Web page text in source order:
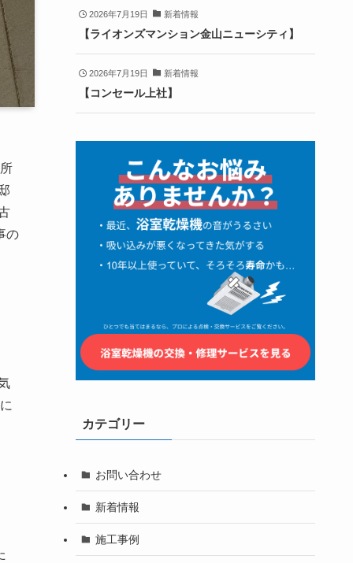
の
2026年7月19日 新着情報
【ライオンズマンション金山ニューシティ】
2026年7月19日 新着情報
【コンセール上社】
カテゴリー
お問い合わせ
新着情報
施工事例